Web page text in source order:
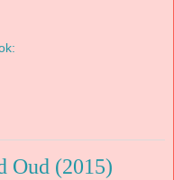
Oud (2015)